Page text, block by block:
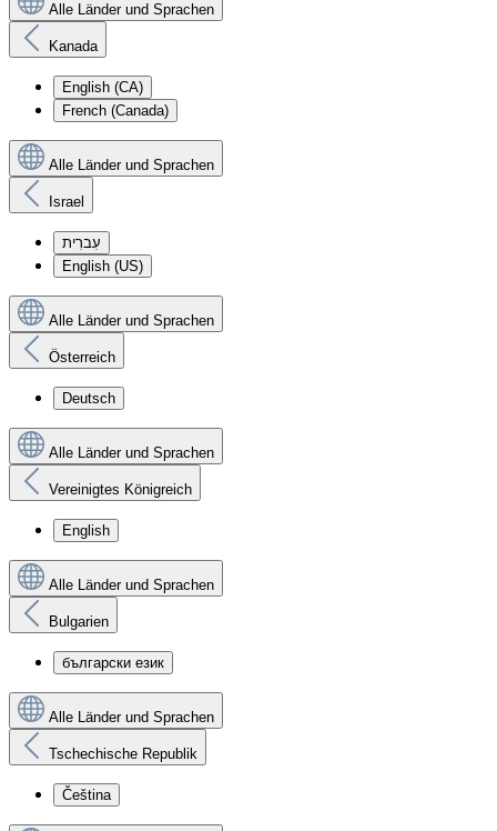
Alle Länder und Sprachen
Kanada
English (CA)
French (Canada)
Alle Länder und Sprachen
Israel
עִברִית
English (US)
Alle Länder und Sprachen
Österreich
Deutsch
Alle Länder und Sprachen
Vereinigtes Königreich
English
Alle Länder und Sprachen
Bulgarien
български език
Alle Länder und Sprachen
Tschechische Republik
Čeština